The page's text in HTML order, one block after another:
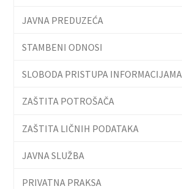
JAVNA PREDUZEĆA
STAMBENI ODNOSI
SLOBODA PRISTUPA INFORMACIJAMA
ZAŠTITA POTROŠAČA
ZAŠTITA LIČNIH PODATAKA
JAVNA SLUŽBA
PRIVATNA PRAKSA